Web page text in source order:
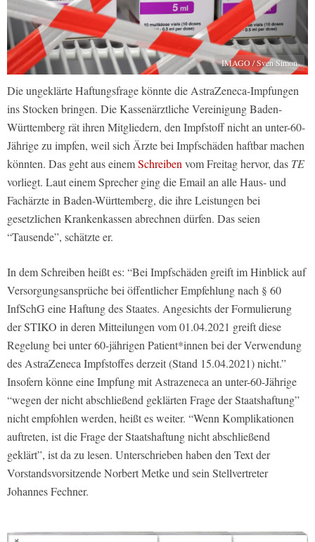
IMAGO / Sven Simon
Die ungeklärte Haftungsfrage könnte die AstraZeneca-Impfungen
ins Stocken bringen. Die Kassenärztliche Vereinigung Baden-
Württemberg rät ihren Mitgliedern, den Impfstoff nicht an unter-60-
Jährige zu impfen, weil sich Ärzte bei Impfschäden haftbar machen
könnten. Das geht aus einemSchreibenvom Freitag hervor, das TE
vorliegt. Laut einem Sprecher ging die Email an alle Haus- und
Fachärzte in Baden-Württemberg, die ihre Leistungen bei
gesetzlichen Krankenkassen abrechnen dürfen. Das seien
“Tausende”, schätzte er.
In dem Schreiben heißt es: “Bei Impfschäden greift im Hinblick auf
Versorgungsansprüche bei öffentlicher Empfehlung nach § 60
InfSchG eine Haftung des Staates. Angesichts der Formulierung
der STIKO in deren Mitteilungen vom 01.04.2021 greift diese
Regelung bei unter 60-jährigen Patient*innen bei der Verwendung
des AstraZeneca Impfstoffes derzeit (Stand 15.04.2021) nicht.”
Insofern könne eine Impfung mit Astrazeneca an unter-60-Jährige
“wegen der nicht abschließend geklärten Frage der Staatshaftung”
nicht empfohlen werden, heißt es weiter. “Wenn Komplikationen
auftreten, ist die Frage der Staatshaftung nicht abschließend
geklärt”, ist da zu lesen. Unterschrieben haben den Text der
Vorstandsvorsitzende Norbert Metke und sein Stellvertreter
Johannes Fechner.